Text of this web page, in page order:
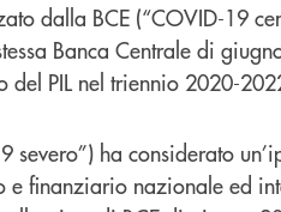
dalla BCE (“COVID-19
Banca Centrale di
del PIL nel triennio 2020-
severo”) ha considerato
e finanziario nazionale ed